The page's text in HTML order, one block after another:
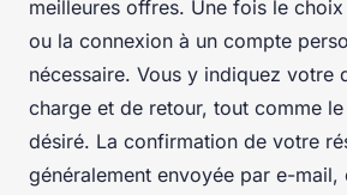
meilleures offres. Une fois le
ou la connexion à un compte
nécessaire. Vous y indiquez votre
charge et de retour, tout comme
désiré. La confirmation de votre
généralement envoyée par e-mail,